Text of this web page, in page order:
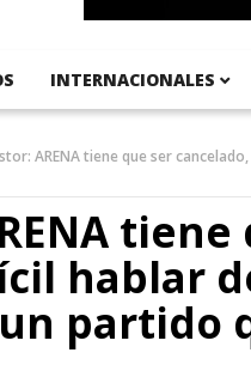
INTERNACIONALES
ARENA tiene que ser
tiene
hablar
partido